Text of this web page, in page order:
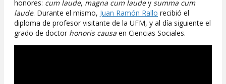
honores: cum laude, magna cum laudey summa cum
laude. Durante el mismo, Juan Ramón Rallo recibió el
diploma de profesor visitante de la UFM, y al día siguiente el
grado de doctor honoris causa en Ciencias Sociales.